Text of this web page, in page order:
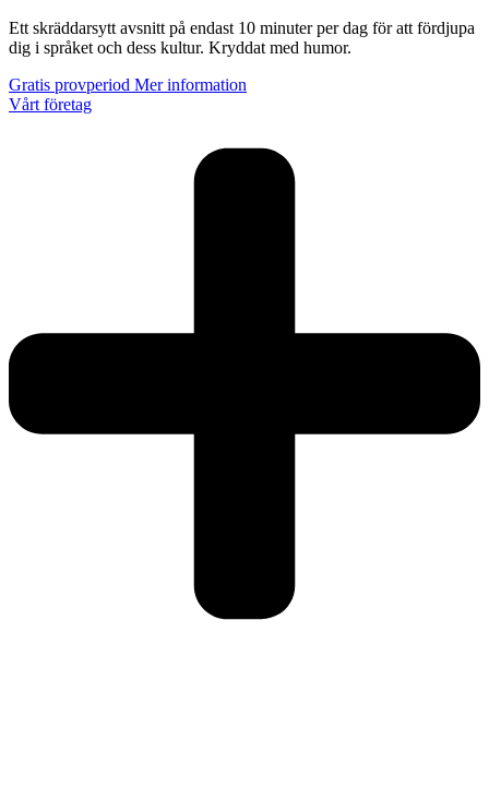
Ett skräddarsytt avsnitt på endast 10 minuter per dag för att fördjupa
dig i språket och dess kultur. Kryddat med humor.
Gratis provperiod Mer information
Vårt företag